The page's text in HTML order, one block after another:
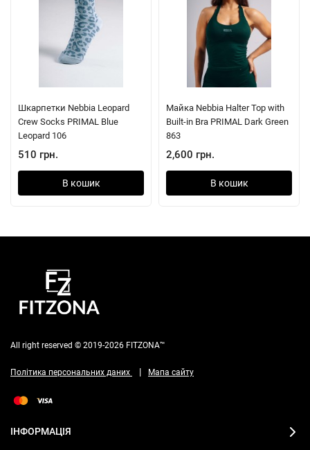
Шкарпетки Nebbia Leopard
Crew Socks PRIMAL Blue
Leopard 106
510 грн.
В кошик
Майка Nebbia Halter Top with
Built-in Bra PRIMAL Dark Green
863
2,600 грн.
В кошик
All right reserved © 2019-2026 FITZONA™
Політика персональних даних | Мапа сайту
ІНФОРМАЦІЯ